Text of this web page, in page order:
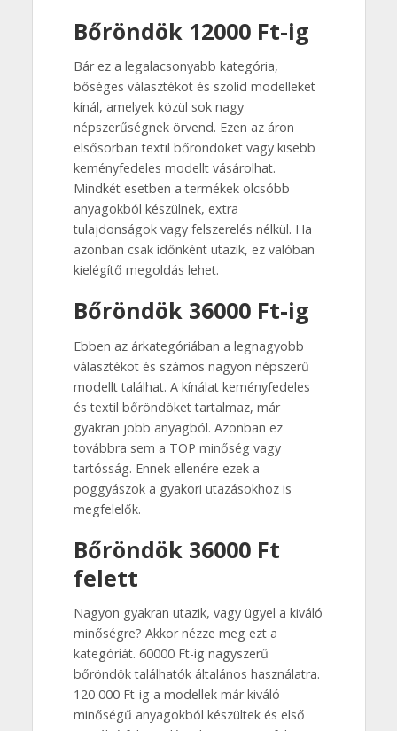
Bőröndök 12000 Ft-ig
Bár ez a legalacsonyabb kategória,
bőséges választékot és szolid modelleket
kínál, amelyek közül sok nagy
népszerűségnek örvend. Ezen az áron
elsősorban textil bőröndöket vagy kisebb
keményfedeles modellt vásárolhat.
Mindkét esetben a termékek olcsóbb
anyagokból készülnek, extra
tulajdonságok vagy felszerelés nélkül. Ha
azonban csak időnként utazik, ez valóban
kielégítő megoldás lehet.
Bőröndök 36000 Ft-ig
Ebben az árkategóriában a legnagyobb
választékot és számos nagyon népszerű
modellt találhat. A kínálat keményfedeles
és textil bőröndöket tartalmaz, már
gyakran jobb anyagból. Azonban ez
továbbra sem a TOP minőség vagy
tartósság. Ennek ellenére ezek a
poggyászok a gyakori utazásokhoz is
megfelelők.
Bőröndök 36000 Ft
felett
Nagyon gyakran utazik, vagy ügyel a kiváló
minőségre? Akkor nézze meg ezt a
kategóriát. 60000 Ft-ig nagyszerű
bőröndök találhatók általános használatra.
120 000 Ft-ig a modellek már kiváló
minőségű anyagokból készültek és első